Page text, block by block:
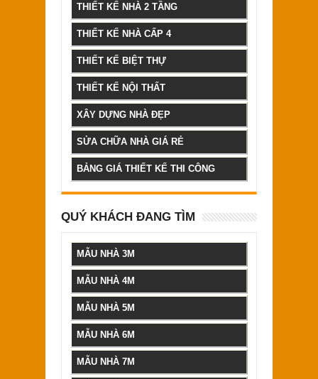
THIẾT KẾ NHÀ 2 TẦNG
THIẾT KẾ NHÀ CẤP 4
THIẾT KẾ BIỆT THỰ
THIẾT KẾ NỘI THẤT
XÂY DỰNG NHÀ ĐẸP
SỬA CHỮA NHÀ GIÁ RẺ
BẢNG GIÁ THIẾT KẾ THI CÔNG
QUÝ KHÁCH ĐANG TÌM
MẪU NHÀ 3M
MẪU NHÀ 4M
MẪU NHÀ 5M
MẪU NHÀ 6M
MẪU NHÀ 7M